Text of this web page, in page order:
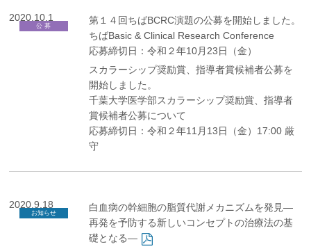
2020.10.1
公 募
第１４回ちばBCRC演題の公募を開始しました。
ちばBasic & Clinical Research Conference
応募締切日：令和２年10月23日（金）
スカラーシップ奨励賞、指導者賞候補者公募を
開始しました。
千葉大学医学部スカラーシップ奨励賞、指導者
賞候補者公募について
応募締切日：令和２年11月13日（金）17:00 厳
守
2020.9.18
お知らせ
白血病の幹細胞の脂質代謝メカニズムを発見―
再発を予防する新しいコンセプトの治療法の基
礎となる―